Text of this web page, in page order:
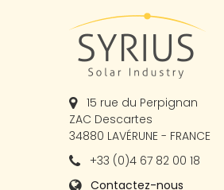
15 rue du Perpignan
ZAC Descartes
34880 LAVÉRUNE - FRANCE
+33 (0)4 67 82 00 18
Contactez-nous